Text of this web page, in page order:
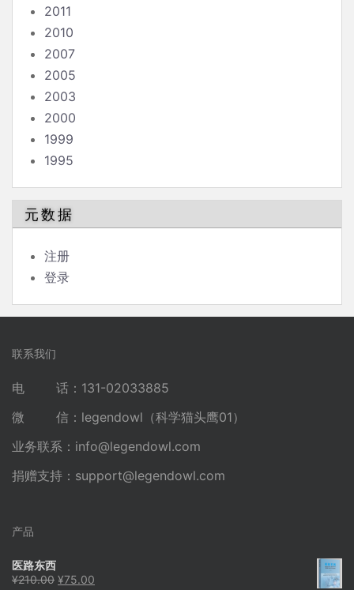
2011
2010
2007
2005
2003
2000
1999
1995
元数据
注册
登录
联系我们
电 话：131-02033885
微 信：legendowl（科学猫头鹰01）
业务联系： info@legendowl.com
捐赠支持： support@legendowl.com
产品
医路东西
¥210.00 原
¥75.00